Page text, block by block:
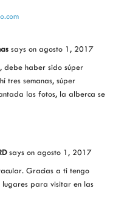
says on agosto 1, 2017
debe haber sido súper
tres semanas, súper
las fotos, la alberca se
says on agosto 1, 2017
Gracias a ti tengo
lugares para visitar en las